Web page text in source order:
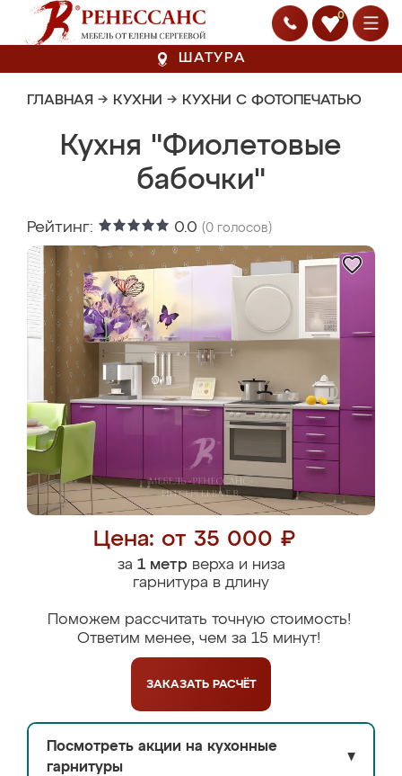
0
ШАТУРА
ГЛАВНАЯ → КУХНИ → КУХНИ С ФОТОПЕЧАТЬЮ
Кухня "Фиолетовые
бабочки"
Рейтинг: 0.0 (0 голосов)
Цена: от 35 000 ₽
за 1 метрверха и низа
гарнитура в длину
Поможем рассчитать точную стоимость!
Ответим менее, чем за 15 минут!
ЗАКАЗАТЬ РАСЧЁТ
Посмотреть акции на кухонные
гарнитуры
▼